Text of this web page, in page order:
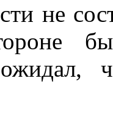
не